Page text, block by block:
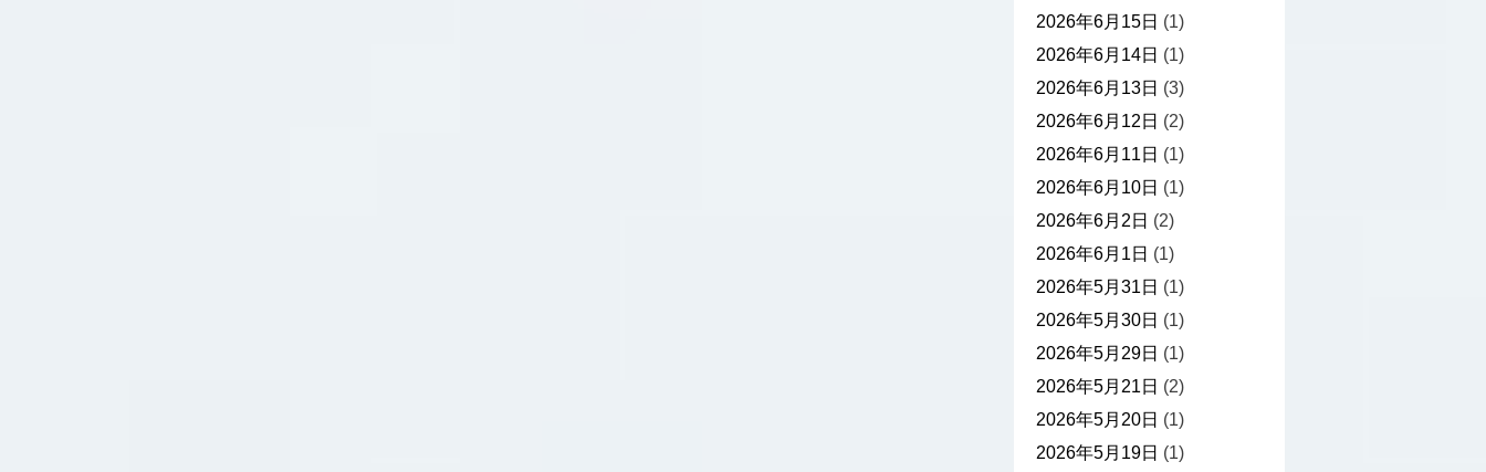
2026年6月15日 (1)
2026年6月14日 (1)
2026年6月13日 (3)
2026年6月12日 (2)
2026年6月11日 (1)
2026年6月10日 (1)
2026年6月2日 (2)
2026年6月1日 (1)
2026年5月31日 (1)
2026年5月30日 (1)
2026年5月29日 (1)
2026年5月21日 (2)
2026年5月20日 (1)
2026年5月19日 (1)